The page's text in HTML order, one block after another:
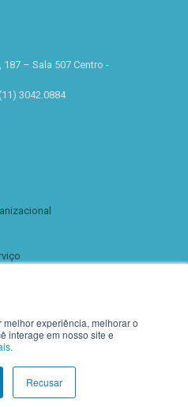
experiência, melhorar o
interage em nosso site e
Recusar
– Sala 507 Centro -
3042.0884